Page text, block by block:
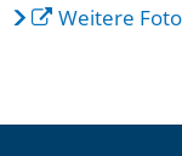
Weitere